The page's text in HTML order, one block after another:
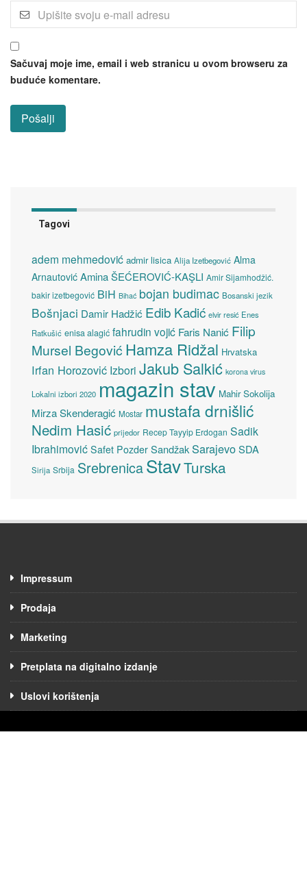
Sačuvaj moje ime, email i web stranicu u ovom browseru za
buduće komentare.
Tagovi
adem mehmedović admir lisica Alija Izetbegović Alma
Arnautović Amina ŠEĆEROVIĆ-KAŞLI Amir Sijamhodžić.
bakir izetbegović BiH Bihać bojan budimac Bosanski jezik
Bošnjaci Damir Hadžić Edib Kadić elvir resić Enes
Ratkušić enisa alagić fahrudin vojić Faris Nanić Filip
Mursel Begović Hamza Ridžal Hrvatska
Irfan Horozović Izbori Jakub Salkić korona virus
Lokalni izbori 2020 magazin stav Mahir Sokolija
Mirza Skenderagić Mostar mustafa drnišlić
Nedim Hasić prijedor Recep Tayyip Erdogan Sadik
Ibrahimović Safet Pozder SandžakSarajevoSDA
Sirija Srbija SrebrenicaStavTurska
Impressum
Prodaja
Marketing
Pretplata na digitalno izdanje
Uslovi korištenja